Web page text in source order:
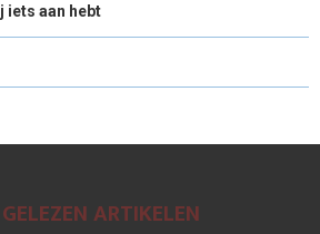
iets aan hebt
ARTIKELEN